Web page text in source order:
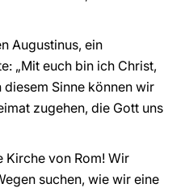
Augustinus, ein
„Mit euch bin ich Christ,
Sinne können wir
zugehen, die Gott uns
Kirche von Rom! Wir
suchen, wie wir eine